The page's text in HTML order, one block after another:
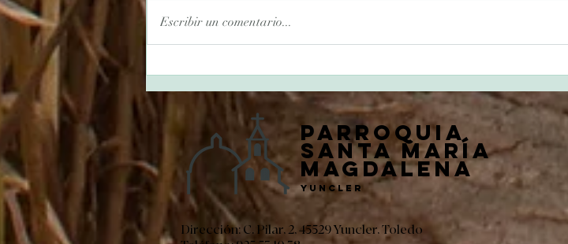
Escribir un comentario...
Dirección: C. Pilar, 2, 45529 Yuncler, Toledo
Parroquia
Santa María
Magdalena
Yuncler